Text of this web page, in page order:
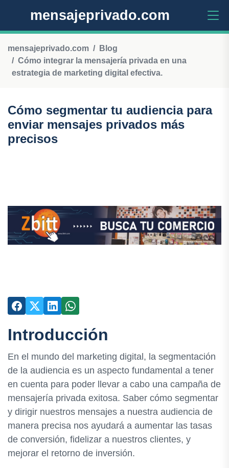
mensajeprivado.com
mensajeprivado.com
Blog
Cómo integrar la mensajería privada en una
estrategia de marketing digital efectiva.
Cómo segmentar tu audiencia para
enviar mensajes privados más
precisos
Introducción
En el mundo del marketing digital, la segmentación
de la audiencia es un aspecto fundamental a tener
en cuenta para poder llevar a cabo una campaña de
mensajería privada exitosa. Saber cómo segmentar
y dirigir nuestros mensajes a nuestra audiencia de
manera precisa nos ayudará a aumentar las tasas
de conversión, fidelizar a nuestros clientes, y
mejorar el retorno de inversión.